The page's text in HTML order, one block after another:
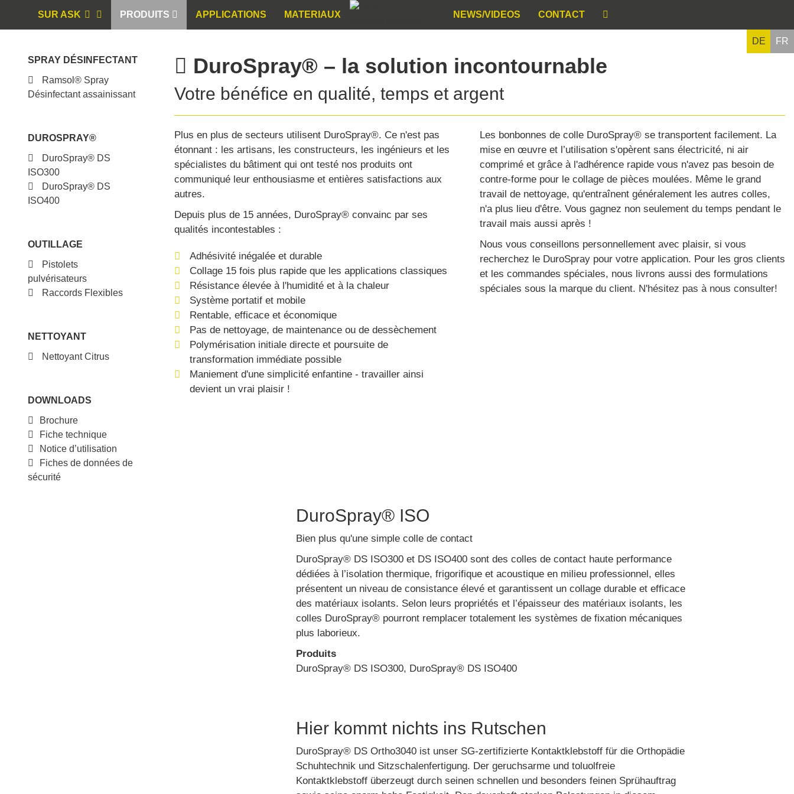
SUR ASK PRODUITS APPLICATIONS MATERIAUX NEWS/VIDEOS CONTACT
DE
FR
SPRAY DÉSINFECTANT
Ramsol® Spray
Désinfectant assainissant
DUROSPRAY®
DuroSpray® DS
ISO300
DuroSpray® DS
ISO400
OUTILLAGE
Pistolets
pulvérisateurs
Raccords Flexibles
NETTOYANT
Nettoyant Citrus
DOWNLOADS
Brochure
Fiche technique
Notice d’utilisation
Fiches de données de
sécurité
DuroSpray® – la solution incontournable
Votre bénéfice en qualité, temps et argent
Plus en plus de secteurs utilisent DuroSpray®. Ce n'est pas
étonnant : les artisans, les constructeurs, les ingénieurs et les
spécialistes du bâtiment qui ont testé nos produits ont
communiqué leur enthousiasme et entières satisfactions aux
autres.
Depuis plus de 15 années, DuroSpray® convainc par ses
qualités incontestables :
Adhésivité inégalée et durable
Collage 15 fois plus rapide que les applications classiques
Résistance élevée à l'humidité et à la chaleur
Système portatif et mobile
Rentable, efficace et économique
Pas de nettoyage, de maintenance ou de dessèchement
Polymérisation initiale directe et poursuite de
transformation immédiate possible
Maniement d'une simplicité enfantine - travailler ainsi
devient un vrai plaisir !
Les bonbonnes de colle DuroSpray® se transportent facilement. La
mise en œuvre et l’utilisation s'opèrent sans électricité, ni air
comprimé et grâce à l'adhérence rapide vous n'avez pas besoin de
contre-forme pour le collage de pièces moulées. Même le grand
travail de nettoyage, qu'entraînent généralement les autres colles,
n'a plus lieu d'être. Vous gagnez non seulement du temps pendant le
travail mais aussi après !
Nous vous conseillons personnellement avec plaisir, si vous
recherchez le DuroSpray pour votre application. Pour les gros clients
et les commandes spéciales, nous livrons aussi des formulations
spéciales sous la marque du client. N'hésitez pas à nous consulter!
DuroSpray® ISO
Bien plus qu'une simple colle de contact
DuroSpray® DS ISO300 et DS ISO400 sont des colles de contact haute performance
dédiées à l’isolation thermique, frigorifique et acoustique en milieu professionnel, elles
présentent un niveau de consistance élevé et garantissent un collage durable et efficace
des matériaux isolants. Selon leurs propriétés et l’épaisseur des matériaux isolants, les
colles DuroSpray® pourront remplacer totalement les systèmes de fixation mécaniques
plus laborieux.
Produits
DuroSpray® DS ISO300, DuroSpray® DS ISO400
Hier kommt nichts ins Rutschen
DuroSpray® DS Ortho3040 ist unser SG-zertifizierte Kontaktklebstoff für die Orthopädie
Schuhtechnik und Sitzschalenfertigung. Der geruchsarme und toluolfreie
Kontaktklebstoff überzeugt durch seinen schnellen und besonders feinen Sprühauftrag